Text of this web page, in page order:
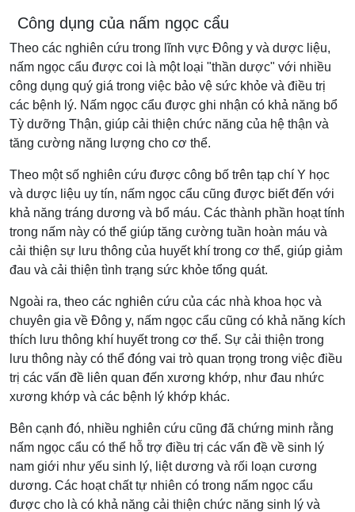
Công dụng của nấm ngọc cẩu
Theo các nghiên cứu trong lĩnh vực Đông y và dược liệu,
nấm ngọc cẩu được coi là một loại "thần dược" với nhiều
công dụng quý giá trong việc bảo vệ sức khỏe và điều trị
các bệnh lý. Nấm ngọc cẩu được ghi nhận có khả năng bổ
Tỳ dưỡng Thận, giúp cải thiện chức năng của hệ thận và
tăng cường năng lượng cho cơ thể.
Theo một số nghiên cứu được công bố trên tạp chí Y học
và dược liệu uy tín, nấm ngọc cẩu cũng được biết đến với
khả năng tráng dương và bổ máu. Các thành phần hoạt tính
trong nấm này có thể giúp tăng cường tuần hoàn máu và
cải thiện sự lưu thông của huyết khí trong cơ thể, giúp giảm
đau và cải thiện tình trạng sức khỏe tổng quát.
Ngoài ra, theo các nghiên cứu của các nhà khoa học và
chuyên gia về Đông y, nấm ngọc cẩu cũng có khả năng kích
thích lưu thông khí huyết trong cơ thể. Sự cải thiện trong
lưu thông này có thể đóng vai trò quan trọng trong việc điều
trị các vấn đề liên quan đến xương khớp, như đau nhức
xương khớp và các bệnh lý khớp khác.
Bên cạnh đó, nhiều nghiên cứu cũng đã chứng minh rằng
nấm ngọc cẩu có thể hỗ trợ điều trị các vấn đề về sinh lý
nam giới như yếu sinh lý, liệt dương và rối loạn cương
dương. Các hoạt chất tự nhiên có trong nấm ngọc cẩu
được cho là có khả năng cải thiện chức năng sinh lý và